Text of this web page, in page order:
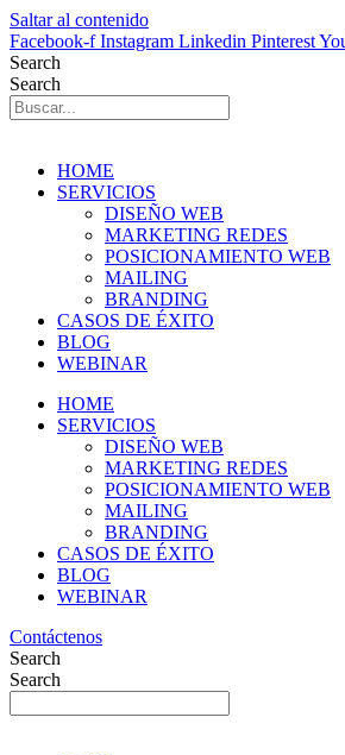
Saltar al contenido
Facebook-f Instagram Linkedin Pinterest
Search
Search
HOME
SERVICIOS
DISEÑO WEB
MARKETING REDES
POSICIONAMIENTO WEB
MAILING
BRANDING
CASOS DE ÉXITO
BLOG
WEBINAR
HOME
SERVICIOS
DISEÑO WEB
MARKETING REDES
POSICIONAMIENTO WEB
MAILING
BRANDING
CASOS DE ÉXITO
BLOG
WEBINAR
Contáctenos
Search
Search